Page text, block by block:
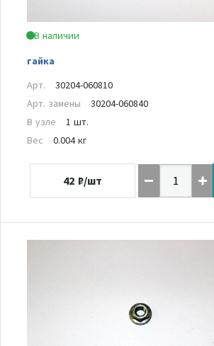
В наличии
гайка
Арт.
30204-060810
Арт. замены
30204-060840
В узле
1 шт.
Вес
0.004 кг
42 ₽/шт